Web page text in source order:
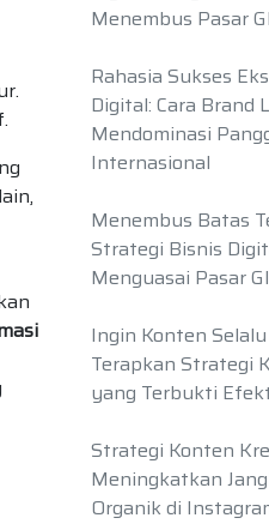
Menembus Pasar
Rahasia Sukses
Digital: Cara Brand
Mendominasi
Internasional
Menembus Batas
Strategi Bisnis
Menguasai Pasar
Ingin Konten
Terapkan Strategi
yang Terbukti
Strategi Konten
Meningkatkan
Organik di